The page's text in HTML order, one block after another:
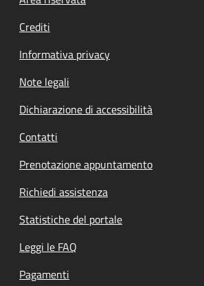
Crediti
Informativa privacy
Note legali
Dichiarazione di accessibilità
Contatti
Prenotazione appuntamento
Richiedi assistenza
Statistiche del portale
Leggi le FAQ
Pagamenti